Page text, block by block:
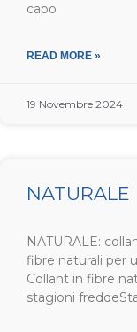
capo
READ MORE »
19 Novembre 2024
NATURALE
NATURALE:
fibre naturali per
Collant in fibre
stagioni